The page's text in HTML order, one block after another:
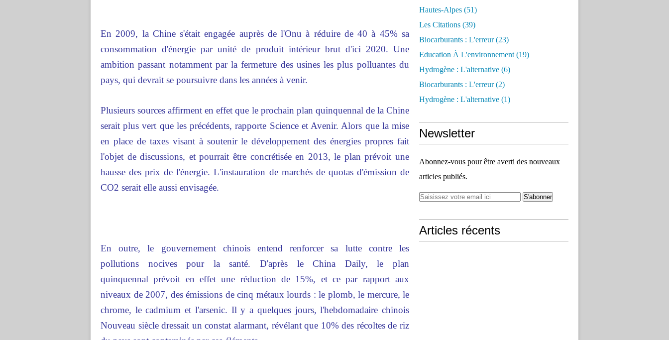
En 2009, la Chine s'était engagée auprès de l'Onu à réduire de 40 à 45% sa
consommation d'énergie par unité de produit intérieur brut d'ici 2020. Une
ambition passant notamment par la fermeture des usines les plus polluantes du
pays, qui devrait se poursuivre dans les années à venir.
Plusieurs sources affirment en effet que le prochain plan quinquennal de la Chine
serait plus vert que les précédents, rapporte Science et Avenir. Alors que la mise
en place de taxes visant à soutenir le développement des énergies propres fait
l'objet de discussions, et pourrait être concrétisée en 2013, le plan prévoit une
hausse des prix de l'énergie. L'instauration de marchés de quotas d'émission de
CO2 serait elle aussi envisagée.
En outre, le gouvernement chinois entend renforcer sa lutte contre les
pollutions nocives pour la santé. D'après le China Daily, le plan
quinquennal prévoit en effet une réduction de 15%, et ce par rapport aux
niveaux de 2007, des émissions de cinq métaux lourds : le plomb, le mercure, le
chrome, le cadmium et l'arsenic. Il y a quelques jours, l'hebdomadaire chinois
Nouveau siècle dressait un constat alarmant, révélant que 10% des récoltes de riz
Hautes-Alpes (51)
Les Citations (39)
Biocarburants : L'erreur(23)
Education À L'environnement (19)
Hydrogène : L'alternative (6)
Biocarburants : L'erreur(2)
Hydrogène : L'alternative (1)
Newsletter
Abonnez-vous pour être averti des nouveaux
articles publiés.
Articles récents